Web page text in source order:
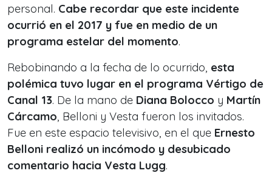
personal. Cabe recordar que este incidente
ocurrió en el 2017 y fue en medio de un
programa estelar del momento.
Rebobinando a la fecha de lo ocurrido, esta
polémica tuvo lugar en el programa Vértigo de
Canal 13. De la mano de Diana Bolocco y Martín
Cárcamo, Belloni y Vesta fueron los invitados.
Fue en este espacio televisivo, en el que Ernesto
Belloni realizó un incómodo y desubicado
comentario hacia Vesta Lugg.